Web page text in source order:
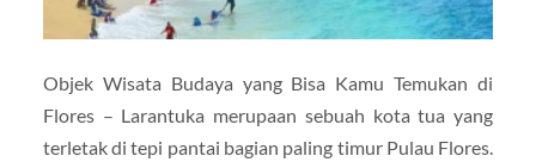
Objek Wisata Budaya yang Bisa Kamu Temukan di
Flores – Larantuka merupaan sebuah kota tua yang
terletak di tepi pantai bagian paling timur Pulau Flores.